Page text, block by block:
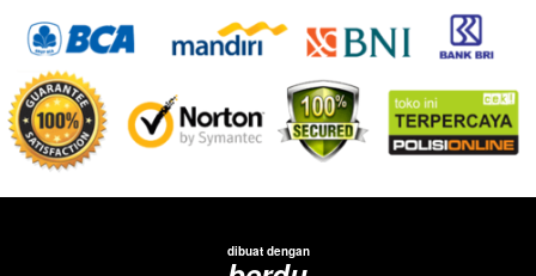
dibuat dengan